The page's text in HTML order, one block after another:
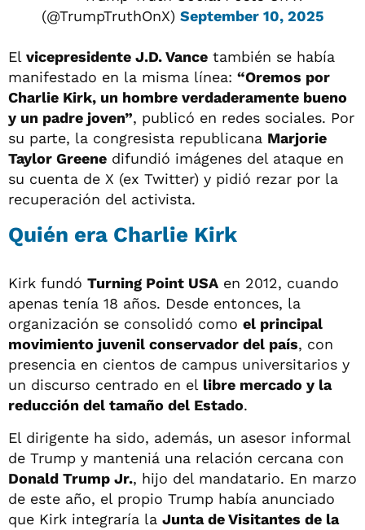
(@TrumpTruthOnX) September 10, 2025
El vicepresidente J.D. Vance también se había
manifestado en la misma línea: “Oremos por
Charlie Kirk, un hombre verdaderamente bueno
y un padre joven”, publicó en redes sociales. Por
su parte, la congresista republicana Marjorie
Taylor Greene difundió imágenes del ataque en
su cuenta de X (ex Twitter) y pidió rezar por la
recuperación del activista.
Quién era Charlie Kirk
Kirk fundó Turning Point USA en 2012, cuando
apenas tenía 18 años. Desde entonces, la
organización se consolidó como el principal
movimiento juvenil conservador del país, con
presencia en cientos de campus universitarios y
un discurso centrado en el libre mercado y la
reducción del tamaño del Estado.
El dirigente ha sido, además, un asesor informal
de Trump y manteniá una relación cercana con
Donald Trump Jr., hijo del mandatario. En marzo
de este año, el propio Trump había anunciado
que Kirk integraría la Junta de Visitantes de la